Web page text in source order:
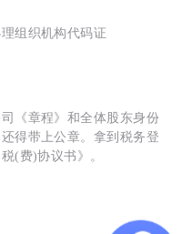
组织机构代码证
《章程》和全体股东身份
得带上公章。拿到税务登
(费)协议书》。